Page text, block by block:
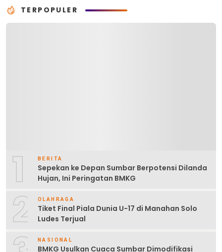
TERPOPULER
1 BERITA
Sepekan ke Depan Sumbar Berpotensi Dilanda
Hujan, Ini Peringatan BMKG
2 OLAHRAGA
Tiket Final Piala Dunia U-17 di Manahan Solo
Ludes Terjual
NASIONAL
BMKG Usulkan Cuaca Sumbar Dimodifikasi